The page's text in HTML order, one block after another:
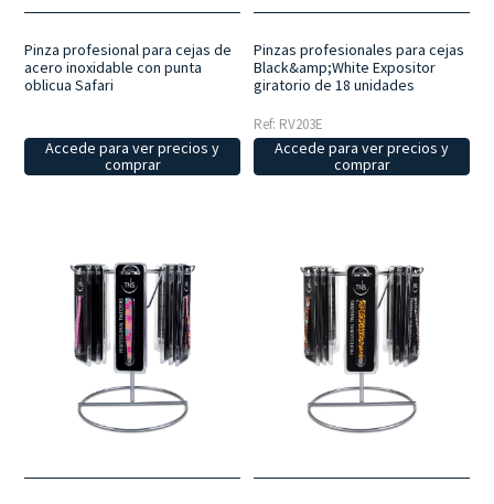
Pinza profesional para cejas de
acero inoxidable con punta
oblicua Safari
Accede para ver precios y
comprar
Pinzas profesionales para cejas
Black&amp;White Expositor
giratorio de 18 unidades
Ref: RV203E
Accede para ver precios y
comprar